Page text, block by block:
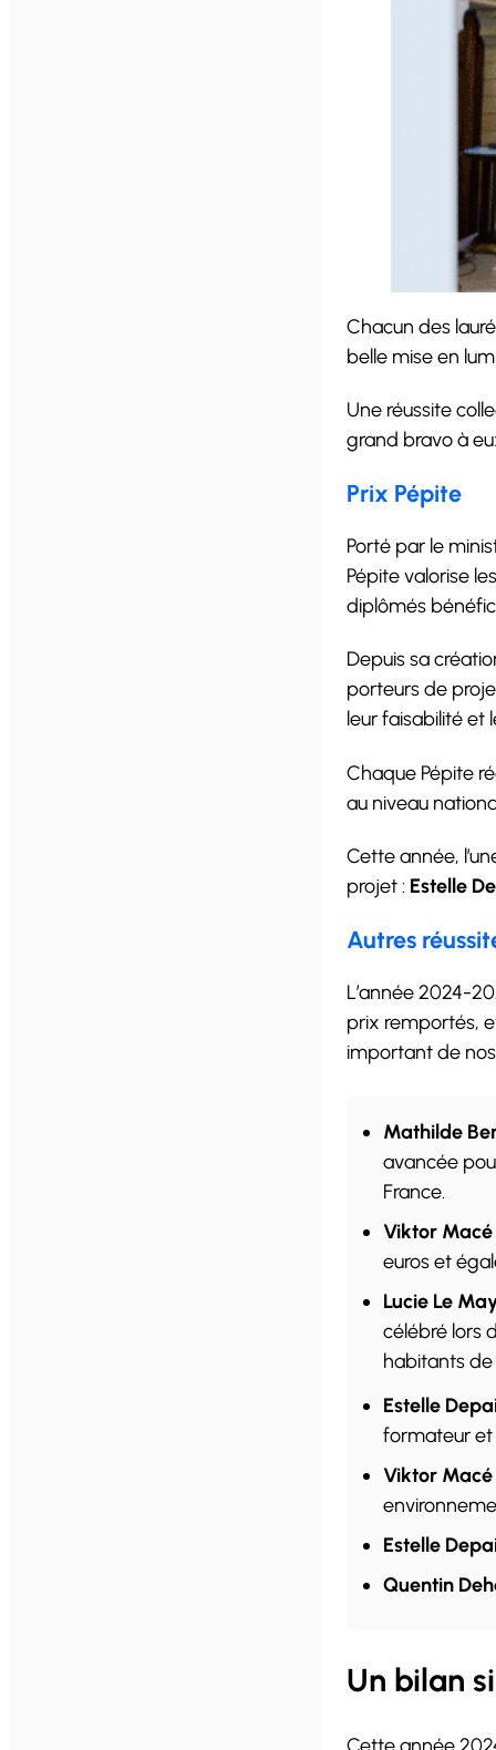
Chacun des
belle mise en
Une réussite
grand bravo à
Prix Pépite
Porté par le
Pépite valorise
diplômés
Depuis sa
porteurs de
leur faisabilité et
Chaque Pépite
au niveau
Cette année,
projet : Estelle
Autres
L’année 2024-
prix remportés,
important de
Mathilde
avancée
France.
Viktor Macé
euros et
Lucie Le
célébré lors
habitants de
Estelle
formateur et
Viktor Macé
Estelle
Quentin
Un bilan